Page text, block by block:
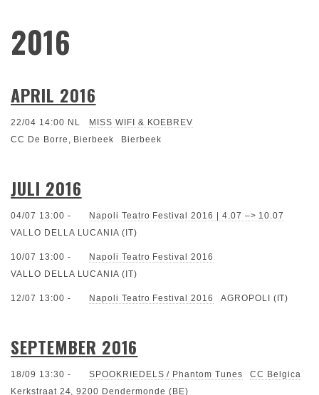
2016
APRIL 2016
22/04 14:00 NL
MISS WIFI & KOEBREV
CC De Borre, Bierbeek
Bierbeek
JULI 2016
04/07 13:00 -
Napoli Teatro Festival 2016 | 4.07 –> 10.07
VALLO DELLA LUCANIA (IT)
10/07 13:00 -
Napoli Teatro Festival 2016
VALLO DELLA LUCANIA (IT)
12/07 13:00 - Napoli Teatro Festival 2016 AGROPOLI (IT)
SEPTEMBER 2016
18/09 13:30 - SPOOKRIEDELS / Phantom Tunes
CC Belgica
Kerkstraat 24, 9200 Dendermonde (BE)